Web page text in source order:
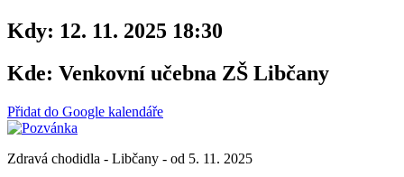
Kdy: 12. 11. 2025 18:30
Kde: Venkovní učebna ZŠ Libčany
Přidat do Google kalendáře
Zdravá chodidla - Libčany - od 5. 11. 2025